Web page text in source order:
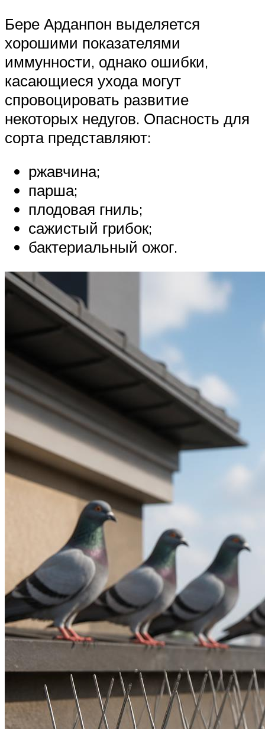
Бере Арданпон выделяется
хорошими показателями
иммунности, однако ошибки,
касающиеся ухода могут
спровоцировать развитие
некоторых недугов. Опасность для
сорта представляют:
ржавчина;
парша;
плодовая гниль;
сажистый грибок;
бактериальный ожог.